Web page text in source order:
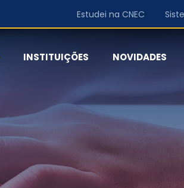
Estudei na CNEC
INSTITUIÇÕES NOVIDADES